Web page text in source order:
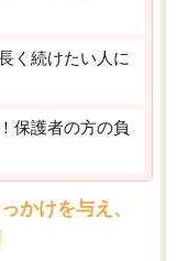
く続けたい人に
保護者の方の負
かけを与え、